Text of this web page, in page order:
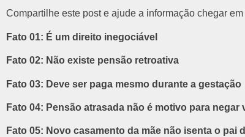
Compartilhe este post e ajude a informação chegar
Fato 01: É um direito inegociável
Fato 02: Não existe pensão retroativa
Fato 03: Deve ser paga mesmo durante a gestação
Fato 04: Pensão atrasada não é motivo para negar
Fato 05: Novo casamento da mãe não isenta o pai